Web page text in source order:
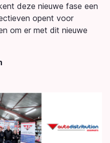
deze nieuwe fase een
opent voor
om er met dit nieuwe